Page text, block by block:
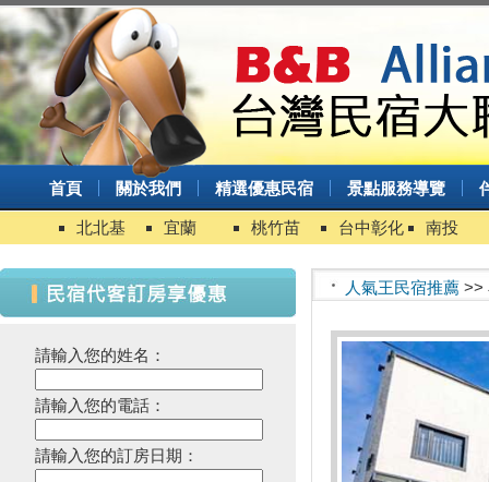
首頁 關於我們 精選優惠民宿 景點服務導覽
北北基 宜蘭 桃竹苗 台中彰化 南投
請輸入您的姓名：
請輸入您的電話：
請輸入您的訂房日期：
人氣王民宿推薦 >>